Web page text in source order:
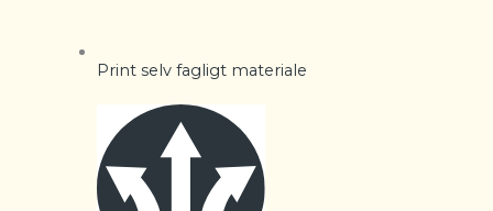
Print selv fagligt materiale